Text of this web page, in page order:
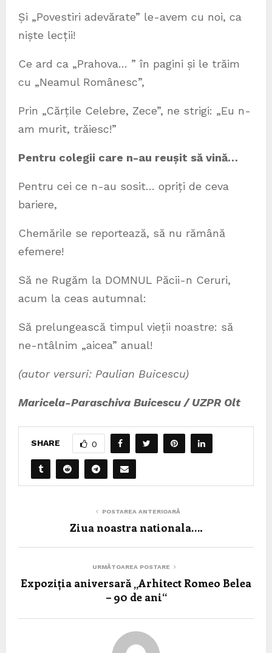
Și „Povestiri adevărate” le-avem cu noi, ca
niște lecții!
Ce ard ca „Prahova… ” în pagini și le trăim
cu „Neamul Românesc”,
Prin „Cărțile Celebre, Zece”, ne strigi: „Eu n-
am murit, trăiesc!”
Pentru colegii care n-au reușit să vină…
Pentru cei ce n-au sosit… opriți de ceva
bariere,
Chemările se reportează, să nu rămână
efemere!
Să ne Rugăm la DOMNUL Păcii-n Ceruri,
acum la ceas autumnal:
Să prelungească timpul vieții noastre: să
ne-ntâlnim „aicea” anual!
(autor versuri: Paulian Buicescu)
Maricela-Paraschiva Buicescu / UZPR Olt
SHARE 0
POSTAREA ANTERIOARĂ
Ziua noastra nationala….
URMĂTOAREA POSTARE
Expoziția aniversară „Arhitect Romeo Belea
– 90 de ani“